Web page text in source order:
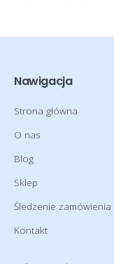
Nawigacja
Strona główna
O nas
Blog
Sklep
Śledzenie zamówienia
Kontakt